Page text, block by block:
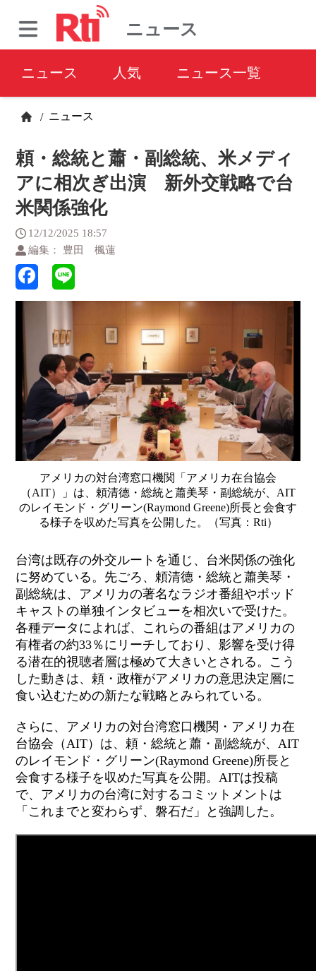
ニュース
ニュース 人気 ニュース一覧
/ ニュース
頼・総統と蕭・副総統、米メディ
アに相次ぎ出演 新外交戦略で台
米関係強化
12/12/2025 18:57
編集： 豊田 楓蓮
アメリカの対台湾窓口機関「アメリカ在台協会
（AIT）」は、頼清德・総統と蕭美琴・副総統が、AIT
のレイモンド・グリーン(Raymond Greene)所長と会食す
る様子を収めた写真を公開した。（写真：Rti）
台湾は既存の外交ルートを通じ 、 台米関係の強化
に努めている。 先ごろ 、頼清德・総統と蕭美琴・
副総統は、 アメリカの著名なラジオ番組やポッド
キャストの単独インタビューを相次いで受けた。
各種データによれば、これらの番組はアメリカの
有権者の約33％にリーチしており、影響を受け得
る潜在的視聴者層は極めて大きいとされる。こう
した動きは、頼 ・政権がアメリカの意思決定層に
食い込むための新たな戦略とみられている。
さらに、 アメリカの対台湾窓口機関・ アメリカ在
台協会（AIT）は、頼 ・総統と蕭・副総統が、AIT
のレイモンド・グリーン(Raymond Greene)所長と
会食する様子を収めた写真を公開。AITは投稿
で、 アメリカの台湾に対するコミットメントは
「これまでと変わらず、磐石だ」と強調した。